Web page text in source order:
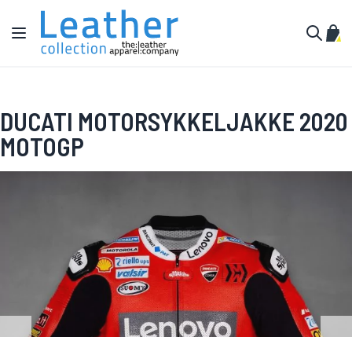
Hopp til innhold
Toggle Nav
Min
DUCATI MOTORSYKKELJAKKE 2020
MOTOGP